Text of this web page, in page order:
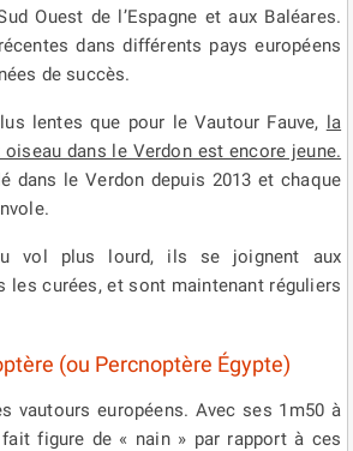
Ouest de l’Espagne et aux Baléares.
dans différents pays européens
de succès.
lentes que pour le Vautour Fauve, la
dans le Verdon est encore jeune.
dans le Verdon depuis 2013 et chaque
vol plus lourd, ils se joignent aux
les curées, et sont maintenant réguliers
(ou Percnoptère Égypte)
vautours européens. Avec ses 1m50 à
fait figure de « nain » par rapport à ces